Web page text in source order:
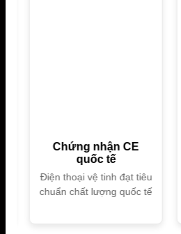
Chứng nhận CE
quốc tế
Điện thoại vệ tinh đạt tiêu
chuẩn chất lượng quốc tế